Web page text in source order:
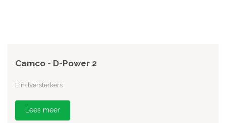
Camco - D-Power 2
Eindversterkers
Lees meer